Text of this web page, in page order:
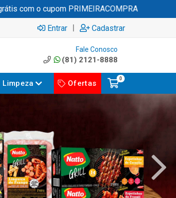
cupom PRIMEIRACOMPRA
Entrar | Cadastrar
Fale Conosco
(81) 2121-8888
Limpeza Ofertas
0